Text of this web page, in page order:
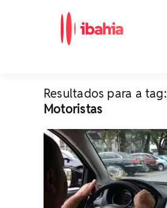
Resultados para a tag:
Motoristas